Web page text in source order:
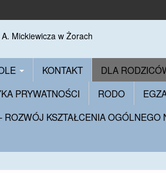
KONTAKT DLA
PRYWATNOŚCI RODO
KSZTAŁCENIA OGÓLNEGO